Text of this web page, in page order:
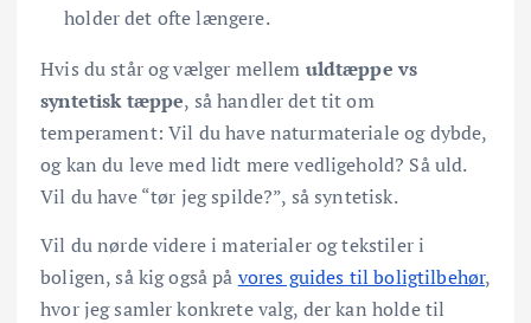
holder det ofte længere.
Hvis du står og vælger mellem uldtæppe vs
syntetisk tæppe, så handler det tit om
temperament: Vil du have naturmateriale og dybde,
og kan du leve med lidt mere vedligehold? Så uld.
Vil du have “tør jeg spilde?”, så syntetisk.
Vil du nørde videre i materialer og tekstiler i
boligen, så kig også på vores guides til boligtilbehør,
hvor jeg samler konkrete valg, der kan holde til